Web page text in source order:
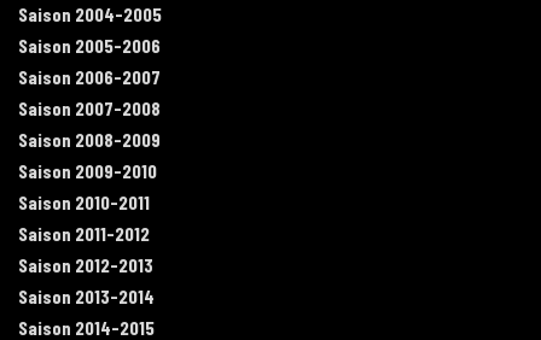
Saison 2004-2005
Saison 2005-2006
Saison 2006-2007
Saison 2007-2008
Saison 2008-2009
Saison 2009-2010
Saison 2010-2011
Saison 2011-2012
Saison 2012-2013
Saison 2013-2014
Saison 2014-2015